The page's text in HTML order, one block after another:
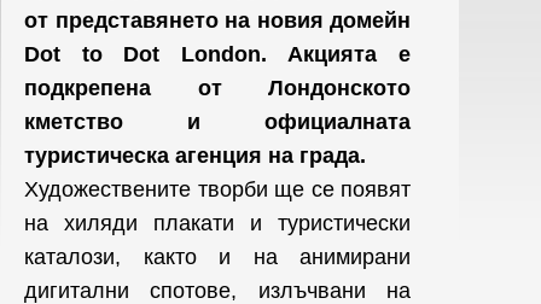
от представянето на новия домейн
Dot to Dot London. Акцията е
подкрепена от Лондонското
кметство и официалната
туристическа агенция на града.
Художествените творби ще се появят
на хиляди плакати и туристически
каталози, както и на анимирани
дигитални спотове, излъчвани на